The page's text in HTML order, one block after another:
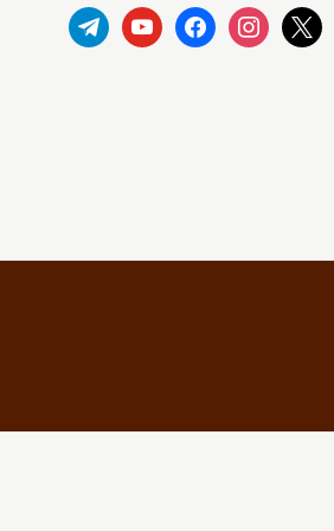
telegramyoutubefacebookinstagram
x